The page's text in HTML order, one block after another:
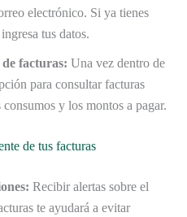
electrónico. Si ya tienes
tus datos.
de facturas: Una vez dentro de
para consultar facturas
y los montos a pagar.
de tus facturas
Recibir alertas sobre el
te ayudará a evitar